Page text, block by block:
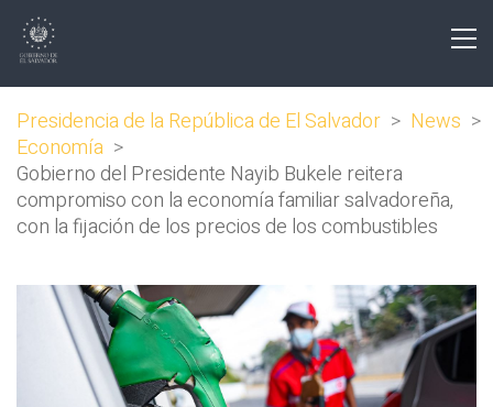
Presidencia de la República de El Salvador > News >
Economía >
Gobierno del Presidente Nayib Bukele reitera
compromiso con la economía familiar salvadoreña,
con la fijación de los precios de los combustibles